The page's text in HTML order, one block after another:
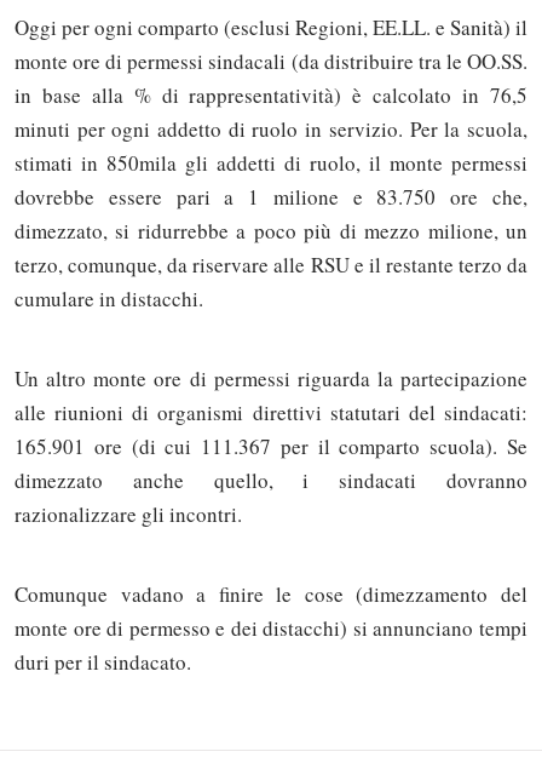
Oggi per ogni comparto (esclusi Regioni, EE.LL. e Sanità) il
monte ore di permessi sindacali (da distribuire tra le OO.SS.
in base alla % di rappresentatività) è calcolato in 76,5
minuti per ogni addetto di ruolo in servizio. Per la scuola,
stimati in 850mila gli addetti di ruolo, il monte permessi
dovrebbe essere pari a 1 milione e 83.750 ore che,
dimezzato, si ridurrebbe a poco più di mezzo milione, un
terzo, comunque, da riservare alle RSU e il restante terzo da
cumulare in distacchi.
Un altro monte ore di permessi riguarda la partecipazione
alle riunioni di organismi direttivi statutari del sindacati:
165.901 ore (di cui 111.367 per il comparto scuola). Se
dimezzato anche quello, i sindacati dovranno
razionalizzare gli incontri.
Comunque vadano a finire le cose (dimezzamento del
monte ore di permesso e dei distacchi) si annunciano tempi
duri per il sindacato.
Solo gli utenti registrati possono
commentare!